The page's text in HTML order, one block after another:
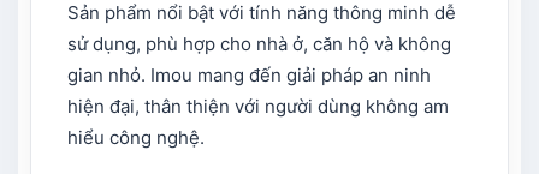
Sản phẩm nổi bật với tính năng thông minh dễ
sử dụng, phù hợp cho nhà ở, căn hộ và không
gian nhỏ. Imou mang đến giải pháp an ninh
hiện đại, thân thiện với người dùng không am
hiểu công nghệ.